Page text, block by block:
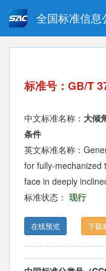
全国标准信息
强制性国家标准
指导性技术文件
标准号：GB/T
中文标准名称： 大倾
条件
英文标准名称：
for fully-mechanized
face in deeply
标准状态： 现行
在线预览 下载